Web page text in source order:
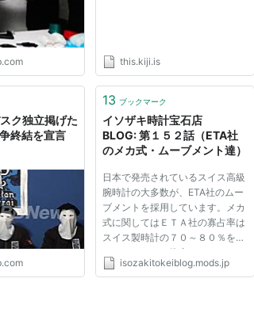
this.kiji.is
ク独立掲げた
終結を宣言
13 ブックマーク
イソザキ時計宝石店
BLOG: 第１５２話（ETA社
のメカ式・ムーブメント達）
日本で発売されているスイス高級
腕時計の大多数が、ETA社のムー
ブメントを採用しています。メカ
式に関してはＥＴＡ社の寡占率は
スイス製時計の７０～８０％を超
えているものと推察します。ETA
社ムーブメントを搭載している時
isozakitokeiblog.mods.jp